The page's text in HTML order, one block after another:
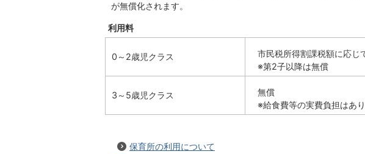
が無償化されます。
利用料
0～2歳児クラス
市民税所得割課税額に応じ
※第2子以降は無償
3～5歳児クラス
無償
※給食費等の実費負担はあり
保育所の利用について